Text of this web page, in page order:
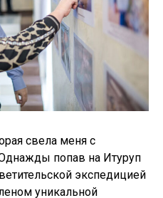
свела меня с
попав на Итуруп
экспедицией
уникальной